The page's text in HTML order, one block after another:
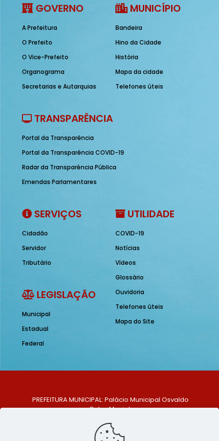
GOVERNO
A Prefeitura
O Prefeito
O Vice-Prefeito
Organograma
Secretarias e Autarquias
MUNICÍPIO
Bandeira
Hino da Cidade
História
Mapa da cidade
Telefones úteis
TRANSPARÊNCIA
Portal da Transparência
Portal da Transparência COVID-19
Radar da Transparência Pública
Emendas Parlamentares
SERVIÇOS
Cidadão
Servidor
Tributário
LEGISLAÇÃO
Municipal
Estadual
Federal
UTILIDADE
COVID-19
Notícias
Vídeos
Glossário
Ouvidoria
Telefones úteis
Mapa do Site
PREFEITURA MUNICIPAL: Palácio Municipal Osvaldo
Celso Maciel
Centro, São Bento do Una - PE. CEP: 553370-128
TELEFONE: (81) 99548-1569